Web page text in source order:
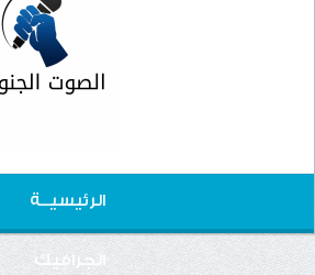
الرئيسيــة
الجرافيك